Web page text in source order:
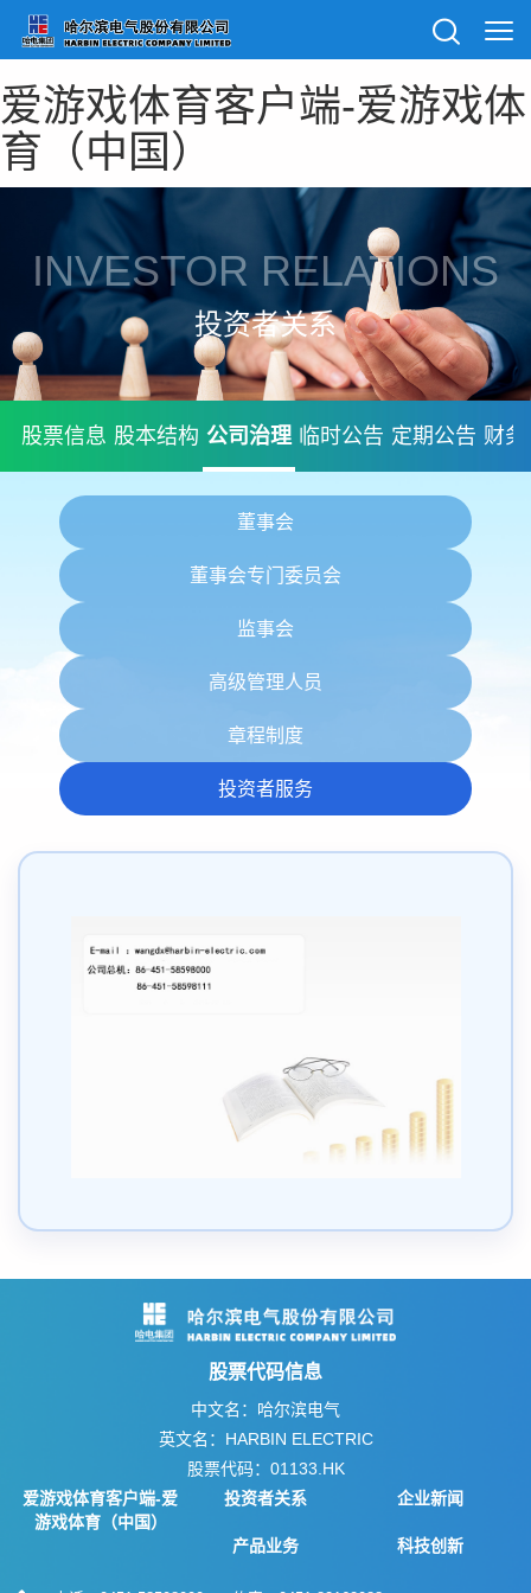
爱游戏体育客户端-爱游戏体
育（中国）
INVESTOR RELATIONS
投资者关系
股票信息 股本结构 公司治理 临时公告 定期公告 财
董事会
董事会专门委员会
监事会
高级管理人员
章程制度
投资者服务
股票代码信息
中文名：哈尔滨电气
英文名：HARBIN ELECTRIC
股票代码：01133.HK
爱游戏体育客户端-爱
游戏体育（中国）
投资者关系 企业新闻
产品业务 科技创新